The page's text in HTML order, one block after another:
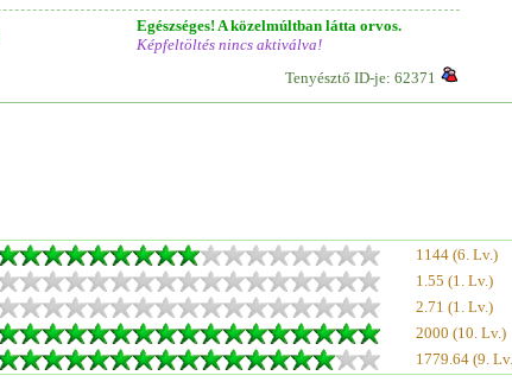
Egészséges! A közelmúltban látta orvos.
Képfeltöltés nincs aktiválva!
Tenyésztő ID-je: 62371
1144 (6. Lv.)
1.55 (1. Lv.)
2.71 (1. Lv.)
2000 (10. Lv.)
1779.64 (9.